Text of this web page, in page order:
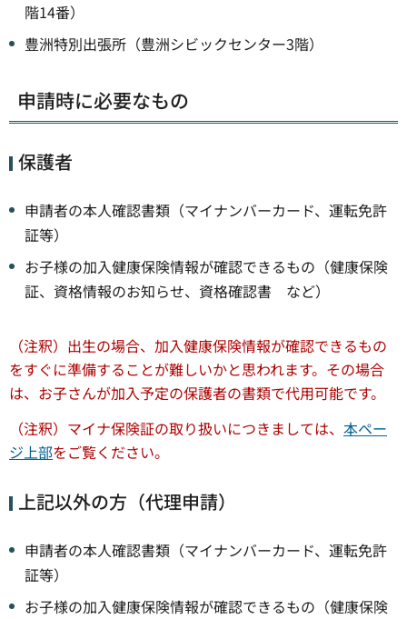
階14番）
豊洲特別出張所（豊洲シビックセンター3階）
申請時に必要なもの
保護者
申請者の本人確認書類（マイナンバーカード、運転免許
証等）
お子様の加入健康保険情報が確認できるもの（健康保険
証、資格情報のお知らせ、資格確認書 など）
（注釈）出生の場合、加入健康保険情報が確認できるもの
をすぐに準備することが難しいかと思われます。その場合
は、お子さんが加入予定の保護者の書類で代用可能です。
（注釈）マイナ保険証の取り扱いにつきましては、 本ペー
ジ上部をご覧ください。
上記以外の方（代理申請）
申請者の本人確認書類（マイナンバーカード、運転免許
証等）
お子様の加入健康保険情報が確認できるもの（健康保険